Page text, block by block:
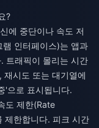
?
에 중단이나 속도 저
인터페이스)는 앱과
트래픽이 몰리는 시간
시도 또는 대기열에
'으로 표시됩니다.
도 제한(Rate
제한합니다. 피크 시간